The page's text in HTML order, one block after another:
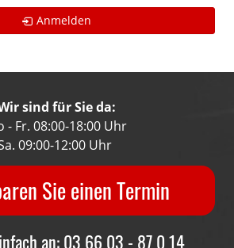
Anmelden
sind für Sie da:
- Fr. 08:00-18:00 Uhr
09:00-12:00 Uhr
Sie einen Termin
an: 03 66 03 - 87 0 14